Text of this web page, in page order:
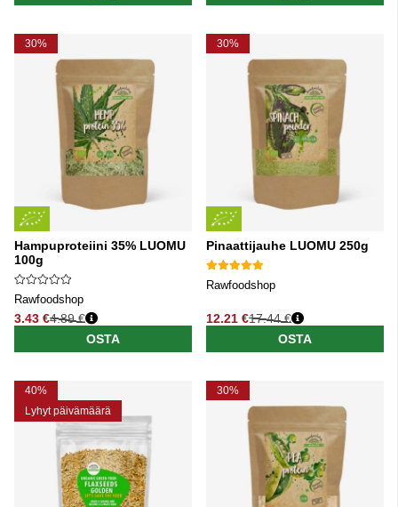
30%
Hampuproteiini 35% LUOMU
100g
Rawfoodshop
3.43 €
Normaali hinta
4.89 €
OSTA
30%
Pinaattijauhe LUOMU 250g
Rawfoodshop
12.21 €
Normaali hinta
17.44 €
OSTA
40%
Lyhyt päivämäärä
30%